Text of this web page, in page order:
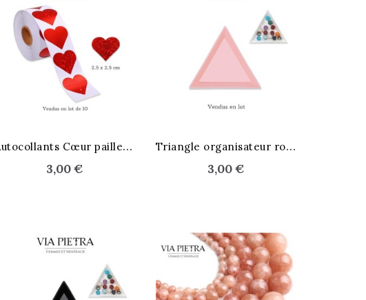
A
utocollants Cœur paillettes
3,00 €
T
riangle organisateur rose
3,00 €